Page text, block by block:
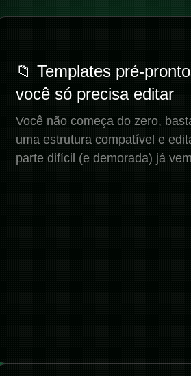
📁 Templates pré-
você só precisa editar
Você não começa do zero,
uma estrutura compatível e
parte difícil (e demorada) já